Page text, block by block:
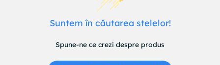
ridica pe maini sau pe genunchi. A nu se folosi acest produs
corect NESTE GROW la patul parintilor
Suntem în căutarea stelelor!
Spune-ne ce crezi despre produs